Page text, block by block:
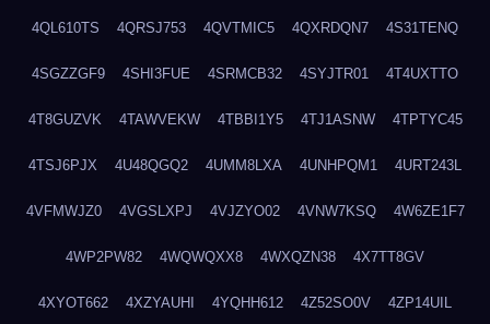
4QL610TS 4QRSJ753 4QVTMIC5 4QXRDQN7 4S31TENQ
4SGZZGF9 4SHI3FUE 4SRMCB32 4SYJTR01 4T4UXTTO
4T8GUZVK 4TAWVEKW 4TBBI1Y5 4TJ1ASNW 4TPTYC45
4TSJ6PJX 4U48QGQ2 4UMM8LXA 4UNHPQM1 4URT243L
4VFMWJZ0 4VGSLXPJ 4VJZYO02 4VNW7KSQ 4W6ZE1F7
4WP2PW82 4WQWQXX8 4WXQZN38 4X7TT8GV
4XYOT662 4XZYAUHI 4YQHH612 4Z52SO0V 4ZP14UIL